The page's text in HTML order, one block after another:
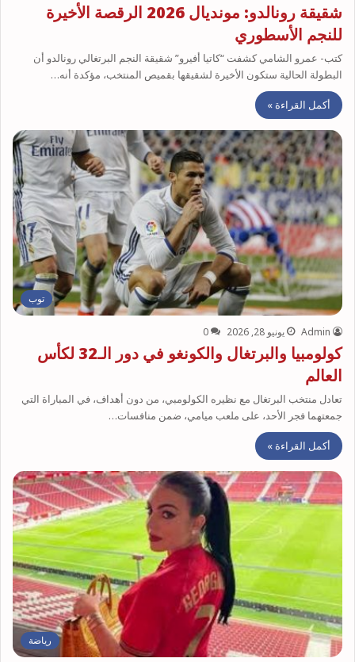
شقيقة رونالدو: مونديال 2026 الرقصة الأخيرة
للنجم الأسطوري
كتب- عمرو الشامي كشفت “كاتيا أفيرو” شقيقة النجم البرتغالي رونالدو أن
البطولة الحالية ستكون الأخيرة لشقيقها بقميص المنتخب، مؤكدة أنه…
أكمل القراءة »
توب
Admin يونيو 28, 2026 0
كولومبيا والبرتغال والكونغو في دور الـ32 لكأس
العالم
تعادل منتخب البرتغال مع نظيره الكولومبي، من دون أهداف، في المباراة التي
جمعتهما فجر الأحد، على ملعب ميامي، ضمن منافسات…
أكمل القراءة »
رياضة